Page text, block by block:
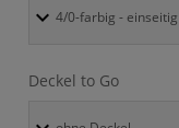
Deckel to Go